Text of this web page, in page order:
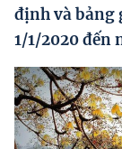
Kinh tế tư
Doanh nghiệp
Khác
Video
định và bảng
1/1/2020 đến